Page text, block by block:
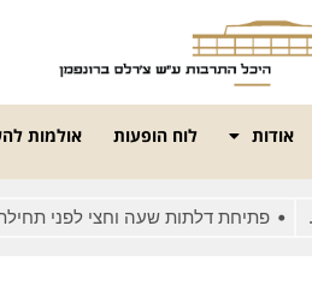
אודות לוח הופעות אולמות
פתיחת דלתות שעה וחצי לפני תחילת